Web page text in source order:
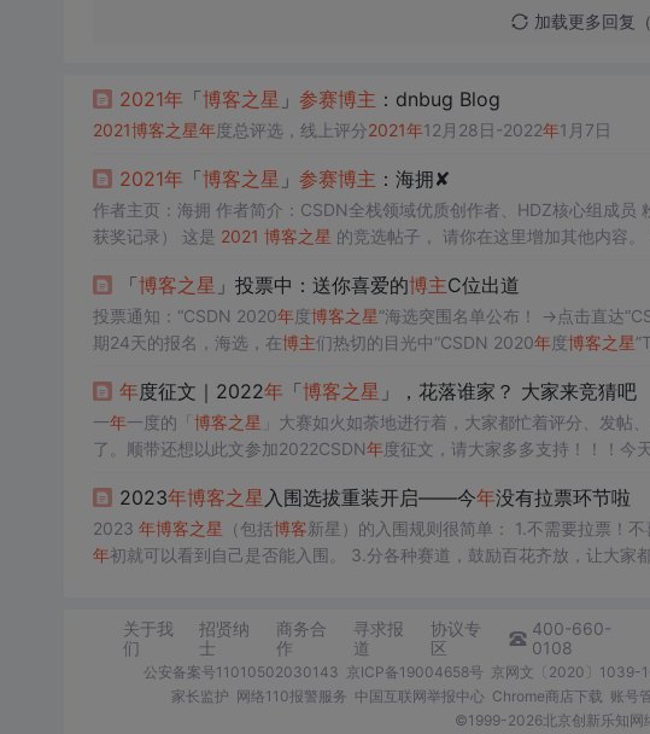
加载更多回复
2021年 「博客之星 」 参赛博主 ：dnbug Blog
2021博客之星年度总评选，线上评分2021年12月28日-2022年1月7日
2021年 「博客之星 」 参赛博主 ：海拥✘
作者主页：海拥 作者简介：CSDN全栈领域优质创作者、HDZ核心组成
获奖记录） 这是 2021 博客之星 的竞选帖子， 请你在这里增加其他内容
评选
「博客之星 」投票中：送你喜爱的博主C位出道
投票通知：“CSDN 2020年度博客之星 ”海选突围名单公布！ →点
期24天的报名，海选，在博主们热切的目光中“CSDN 2020年度博客之星
“CSDN 2020年 度博客之星 ”评选活动已进入第三个环节，通过前面大赛报
年度征文｜2022年 「博客之星 」，花落谁家？ 大家来竞猜吧
一年一度的「 博客之星 」大赛如火如荼地进行着，大家都忙着评分、发帖
了。顺带还想以此文参加2022CSDN年度征文，请大家多多支持！！！今
分别是：前端、后端、大数据与算法、云原生与云平台、前沿技术、人工
2023年博客之星 入围选拔重装开启——今年没有拉票环节啦
2023 年博客之星 （包括博客
年
初就可以看到自己是否能入围。 3.分各种赛道，鼓励百
关于我
们
招贤纳
士
商务合
作
寻求报
道
协议专
区
400-660-
0108
公安备案号11010502030143 京ICP备19004658号 京网文〔2020〕1039-
家长监护 网络110报警服务 中国互联网举报中心 Chrome商店下载 账号
©1999-2026北京创新乐知网